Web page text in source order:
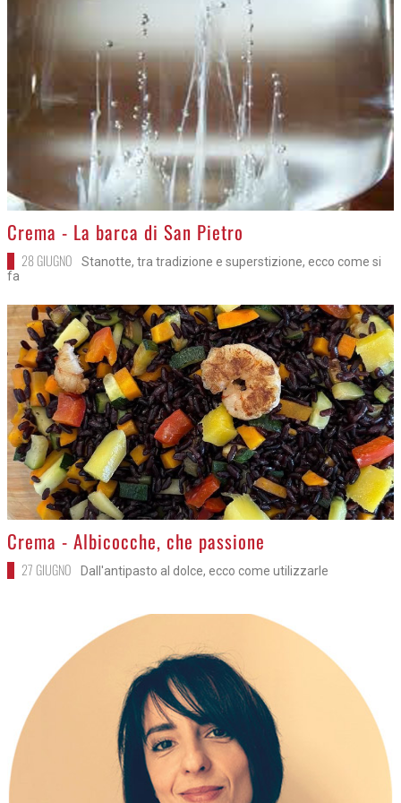
>
Crema - La barca di San Pietro
28 GIUGNO
Stanotte, tra tradizione e superstizione, ecco come si
fa
>
Crema - Albicocche, che passione
27 GIUGNO Dall'antipasto al dolce, ecco come utilizzarle